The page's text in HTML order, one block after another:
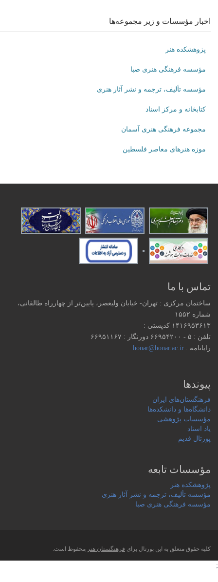
اخبار مؤسسات و زیر مجموعه‌ها
پژوهشکده هنر
مؤسسه فرهنگی هنری صبا
مؤسسه تألیف، ترجمه و نشر آثار هنری
کتابخانه و مرکز اسناد
مجموعه فرهنگی هنری آسمان
موزه هنرهای‌ معاصر فلسطین
تماس با ما
ساختمان مرکزی : تهران- خیابان ولیعصر، پایین‌تر از چهارراه طالقانی،
شماره ۱۵۵۲
۱۴۱۶۹۵۳۶۱۳ كدپستي :
تلفن : ۵ - ۶۶۹۵۴۲۰۰ دورنگار : ۶۶۹۵۱۱۶۷
رایانامه :honar@honar.ac.ir
پیوندها
فرهنگستان‌های ایران
دانشگاه‌ها و دانشکده‌ها
مؤسسات پژوهشی
یاد استاد
پورتال قدیم
مؤسسات تابعه
پژوهشکده هنر
مؤسسه تألیف، ترجمه و نشر آثار هنری
مؤسسه فرهنگی هنری صبا
کلیه حقوق متعلق به این پورتال برای فرهنگستان هنرمحفوظ است.